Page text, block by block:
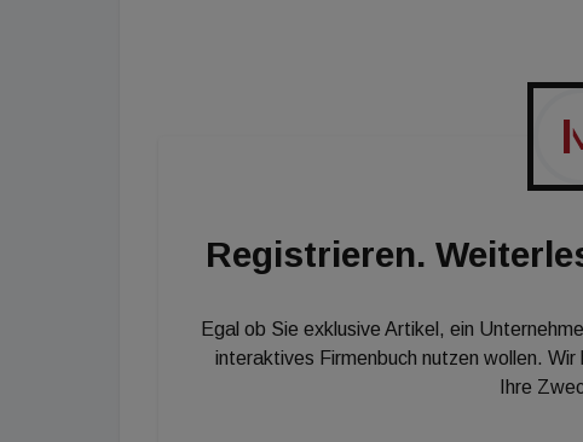
Serviceangebot für EigentümerInnen und
Registrieren.
Egal ob Sie exklusive Artikel, ein
interaktives Firmenbuch nutzen wollen.
Ihre